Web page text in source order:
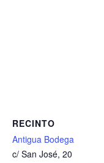
RECINTO
Antigua Bodega
c/ San José, 20